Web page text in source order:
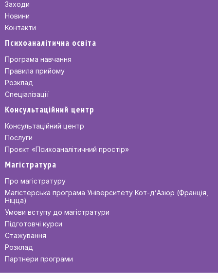
Заходи
Новини
Контакти
Психоаналітична освіта
Програма навчання
Правила прийому
Розклад
Спеціалізації
Консультаційний центр
Консультаційний центр
Послуги
Проєкт «Психоаналітичний простір»
Магістратура
Про магістратуру
Магістерська програма Університету Кот-д’Азюр (Франція,
Ніцца)
Умови вступу до магістратури
Підготовчі курси
Стажування
Розклад
Партнери програми